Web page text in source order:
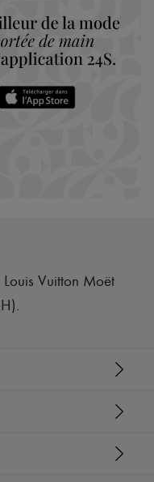
Vuitton Moët
.